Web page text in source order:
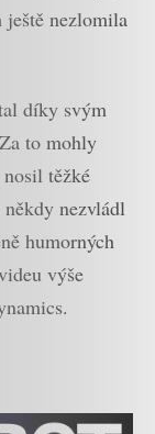
nezlomila
díky svým
to mohly
těžké
nezvládl
humorných
výše